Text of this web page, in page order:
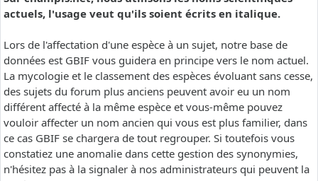
actuels, l'usage veut qu'ils soient écrits en italique.
Lors de l'affectation d'une espèce à un sujet, notre base de
données est GBIF vous guidera en principe vers le nom actuel.
La mycologie et le classement des espèces évoluant sans cesse,
des sujets du forum plus anciens peuvent avoir eu un nom
différent affecté à la même espèce et vous-même pouvez
vouloir affecter un nom ancien qui vous est plus familier, dans
ce cas GBIF se chargera de tout regrouper. Si toutefois vous
constatiez une anomalie dans cette gestion des synonymies,
n'hésitez pas à la signaler à nos administrateurs qui peuvent la